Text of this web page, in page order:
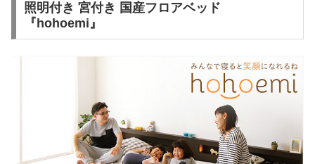
照明付き 宮付き 国産フロアベッド
『hohoemi』